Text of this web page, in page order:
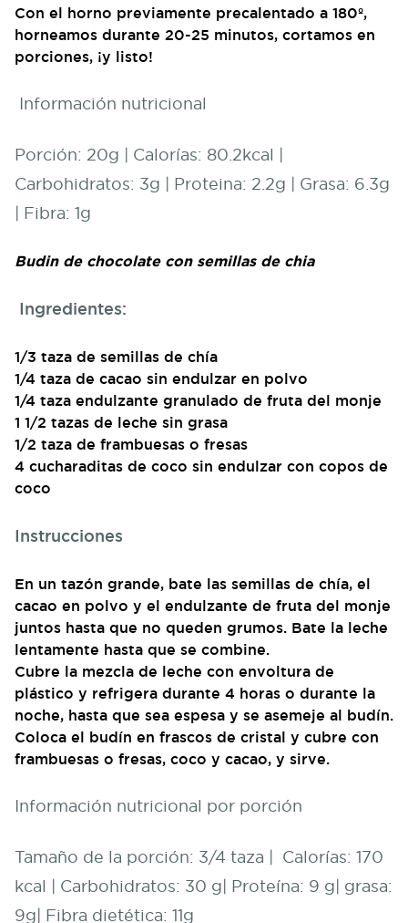
Con el horno previamente precalentado a 180º,
horneamos durante 20-25 minutos, cortamos en
porciones, ¡y listo!
Información nutricional
Porción: 20g | Calorías: 80.2kcal |
Carbohidratos: 3g | Proteina: 2.2g | Grasa: 6.3g
| Fibra: 1g
Budin de chocolate con semillas de chia
Ingredientes:
1/3 taza de semillas de chía
1/4 taza de cacao sin endulzar en polvo
1/4 taza endulzante granulado de fruta del monje
1 1/2 tazas de leche sin grasa
1/2 taza de frambuesas o fresas
4 cucharaditas de coco sin endulzar con copos de
coco
Instrucciones
En un tazón grande, bate las semillas de chía, el
cacao en polvo y el endulzante de fruta del monje
juntos hasta que no queden grumos. Bate la leche
lentamente hasta que se combine.
Cubre la mezcla de leche con envoltura de
plástico y refrigera durante 4 horas o durante la
noche, hasta que sea espesa y se asemeje al budín.
Coloca el budín en frascos de cristal y cubre con
frambuesas o fresas, coco y cacao, y sirve.
Información nutricional por porción
Tamaño de la porción: 3/4 taza | Calorías: 170
kcal | Carbohidratos: 30 g| Proteína: 9 g| grasa:
9g| Fibra dietética: 11g